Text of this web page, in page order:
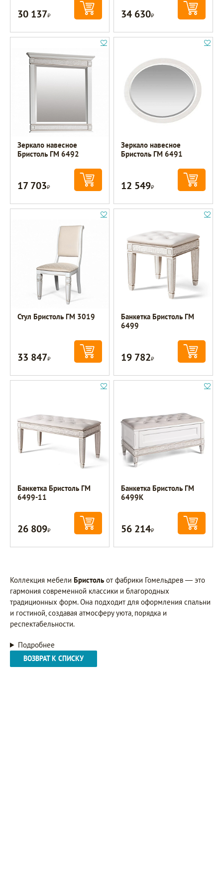
30 137Р 34 630Р
Зеркало навесное
Бристоль ГМ 6492
17 703Р
Зеркало навесное
Бристоль ГМ 6491
12 549Р
Стул Бристоль ГМ 3019
33 847Р
Банкетка Бристоль ГМ
6499
19 782Р
Банкетка Бристоль ГМ
6499-11
26 809Р
Банкетка Бристоль ГМ
6499К
56 214Р
Коллекция мебели Бристоль от фабрики Гомельдрев — это
гармония современной классики и благородных
традиционных форм. Она подходит для оформления спальни
и гостиной, создавая атмосферу уюта, порядка и
респектабельности.
Подробнее
ВОЗВРАТ К СПИСКУ